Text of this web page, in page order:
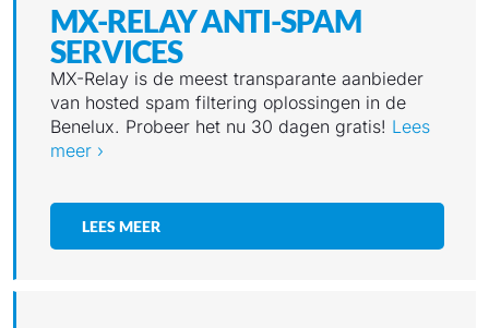
MX-RELAY ANTI-SPAM
SERVICES
MX-Relay is de meest transparante aanbieder
van hosted spam filtering oplossingen in de
Benelux. Probeer het nu 30 dagen gratis! Lees
meer ›
LEES MEER